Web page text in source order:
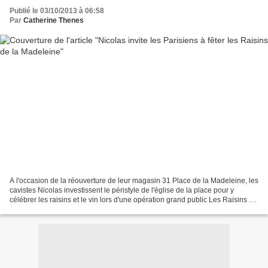
Publié le 03/10/2013 à 06:58
Par Catherine Thenes
A l'occasion de la réouverture de leur magasin 31 Place de la Madeleine, les
cavistes Nicolas investissent le péristyle de l'église de la place pour y
célébrer les raisins et le vin lors d'une opération grand public Les Raisins de